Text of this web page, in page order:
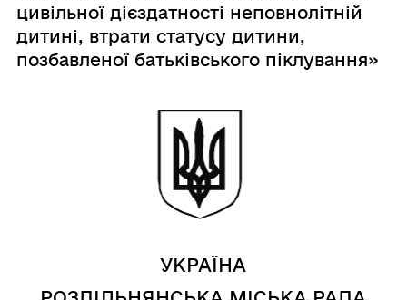
цивільної дієздатності неповнолітній
дитині, втрати статусу дитини,
позбавленої батьківського піклування»
УКРАЇНА